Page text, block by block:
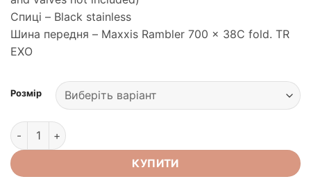
Спиці – Black stainless
Шина передня – Maxxis Rambler 700 x 38C fold. TR
EXO
Розмір
Велосипед MERIDA SILEX 600, GLOSSY BLACK(MATT
КУПИТИ